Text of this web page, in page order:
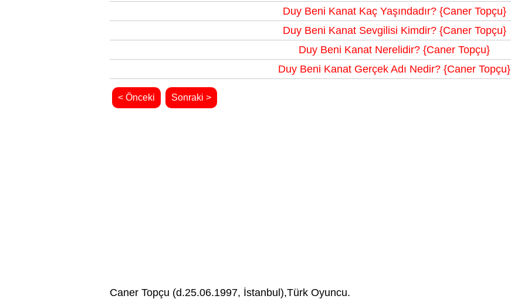
Duy Beni Kanat Kaç Yaşındadır? {Caner Topçu}
Duy Beni Kanat Sevgilisi Kimdir? {Caner Topçu}
Duy Beni Kanat Nerelidir? {Caner Topçu}
Duy Beni Kanat Gerçek Adı Nedir? {Caner Topçu}
< Önceki Sonraki >
Caner Topçu (d.25.06.1997, İstanbul),Türk Oyuncu.